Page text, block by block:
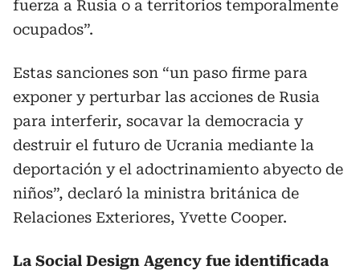
fuerza a Rusia o a territorios temporalmente
ocupados”.
Estas sanciones son “un paso firme para
exponer y perturbar las acciones de Rusia
para interferir, socavar la democracia y
destruir el futuro de Ucrania mediante la
deportación y el adoctrinamiento abyecto de
niños”, declaró la ministra británica de
Relaciones Exteriores, Yvette Cooper.
La Social Design Agency fue identificada